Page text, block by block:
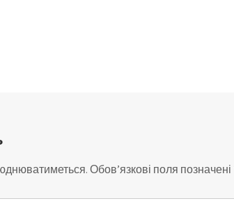
Обов’язкові поля позначені